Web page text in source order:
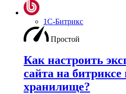
1С-Битрикс
Простой
Как настроить
сайта на битриксе
хранилище?